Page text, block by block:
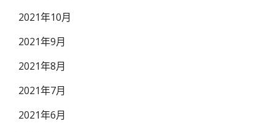
2021年10月
2021年9月
2021年8月
2021年7月
2021年6月